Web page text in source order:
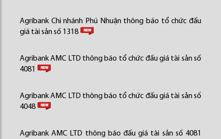
Agribank Chi nhánh Phú Nhuận thông báo tổ chức đấu
giá tài sản số 1318
Agribank AMC LTD thông báo tổ chức đấu giá tài sản số
4081
Agribank AMC LTD thông báo tổ chức đấu giá tài sản số
4048
Agribank AMC LTD thông báo đấu giá tài sản số 4081